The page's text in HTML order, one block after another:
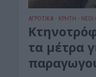
ΑΓΡΟΤΙΚΑ • ΚΡΗΤΗ • ΝΕΟΙ
τα μέτρα